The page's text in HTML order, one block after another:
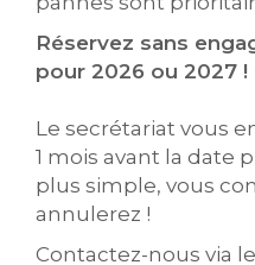
Réservez sans
pour 2026 ou 2027 !
Le secrétariat vous
1 mois avant la date
plus simple, vous
annulerez !
Contactez-nous via